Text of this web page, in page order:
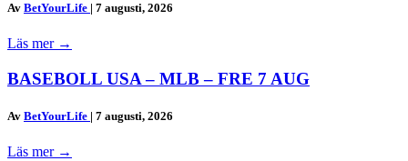
Av BetYourLife | 7 augusti, 2026
Läs mer →
BASEBOLL USA – MLB – FRE 7 AUG
Av BetYourLife | 7 augusti, 2026
Läs mer →